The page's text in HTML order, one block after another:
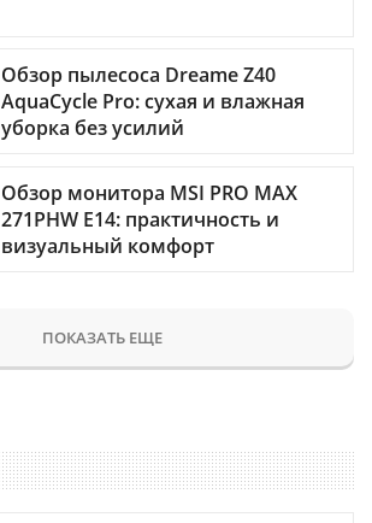
Обзор пылесоса Dreame Z40
AquaCycle Pro: сухая и влажная
уборка без усилий
Обзор монитора MSI PRO MAX
271PHW E14: практичность и
визуальный комфорт
ПОКАЗАТЬ ЕЩЕ